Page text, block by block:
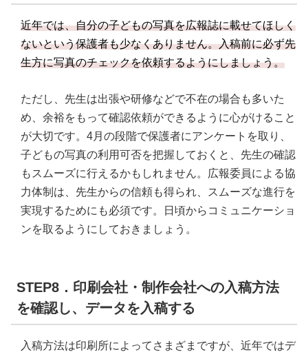
近年では、自分の子どもの写真を広報誌に載せてほしく
ないという保護者も少なくありません。入稿前に必ず先
生方に写真のチェックを依頼するようにしましょう。
ただし、先生は出張や研修などで不在の場合も多いた
め、余裕をもって確認依頼ができるように心がけること
が大切です。4月の段階で保護者にアンケートを取り、
子どもの写真の利用可否を把握しておくと、先生の確認
もスムーズに行えるかもしれません。広報委員による協
力体制は、先生からの信頼も得られ、スムーズな進行を
実現するためにも必須です。日頃からコミュニケーショ
ンを取るようにしておきましょう。
STEP8．印刷会社・制作会社への入稿方法
を確認し、データを入稿する
入稿方法は印刷所によってさまざまですが、近年ではデ